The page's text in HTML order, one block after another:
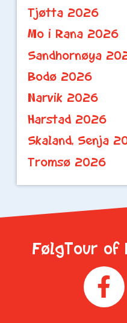
Tjøtta 2026
Mo i Rana 2026
Sandhornøya
Bodø 2026
Narvik 2026
Harstad 2026
Skaland, Senja
Tromsø 2026
FølgTour of